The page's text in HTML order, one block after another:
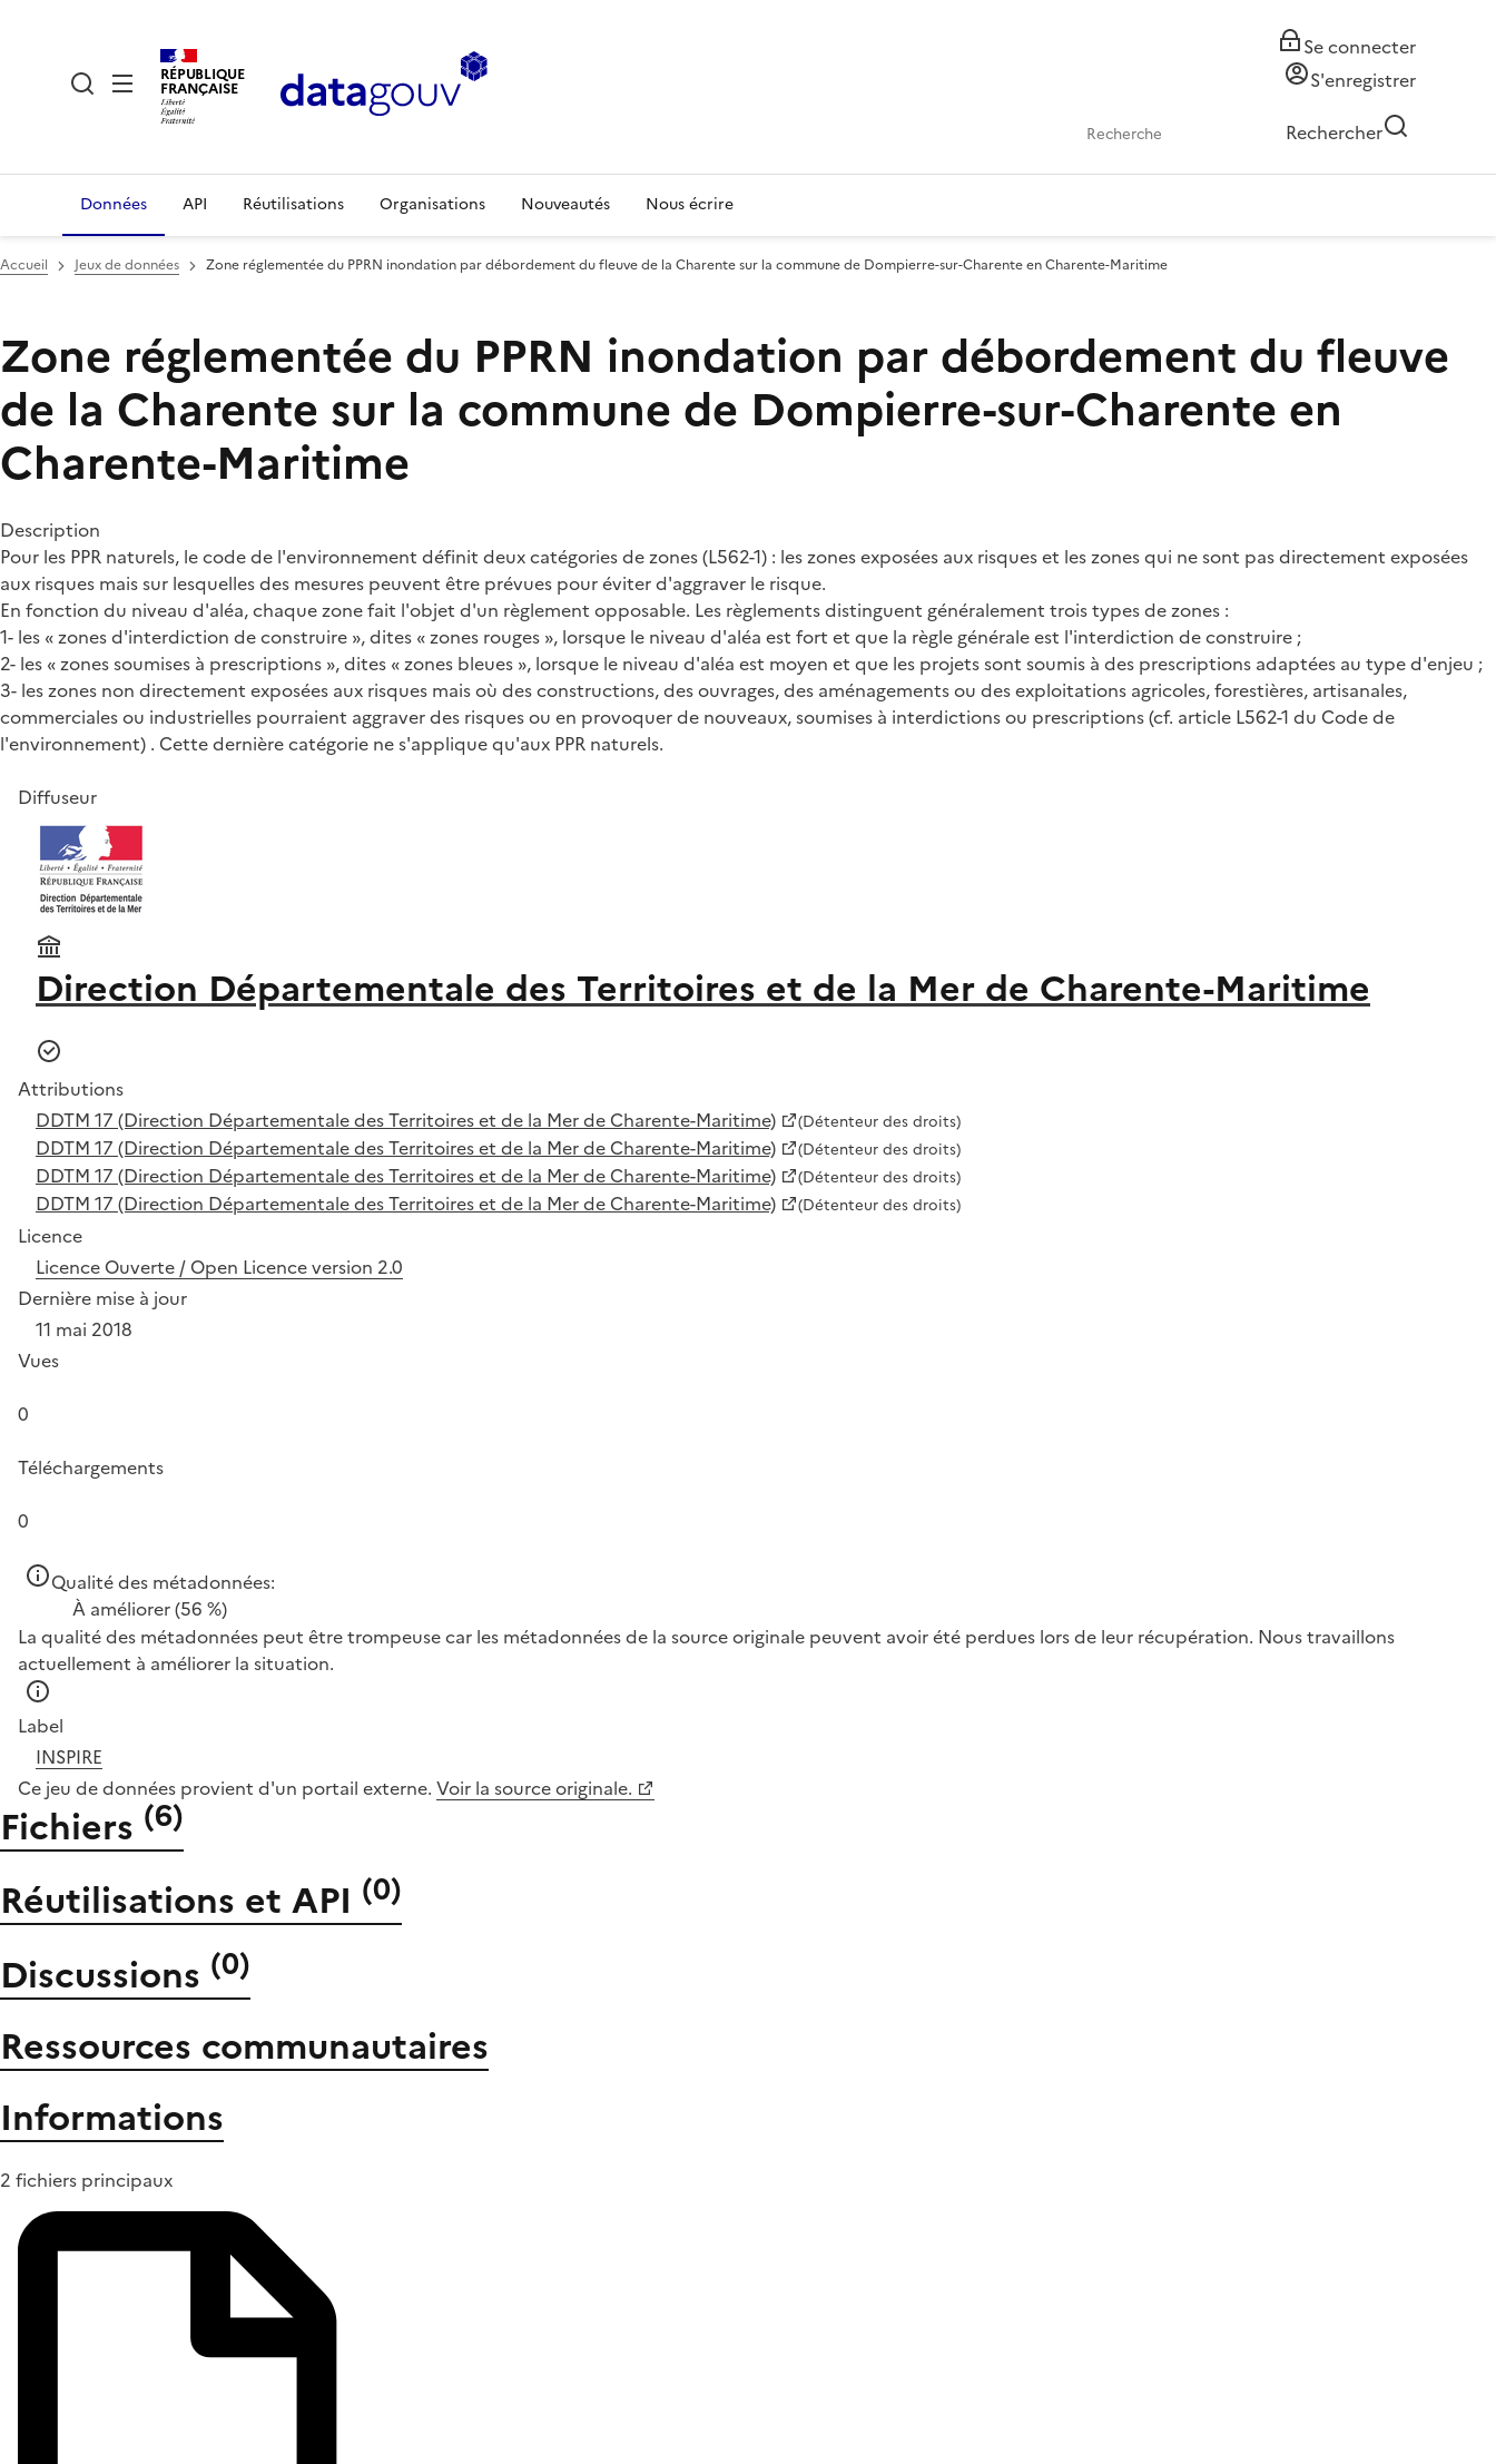
RÉPUBLIQUE
FRANÇAISE
Se connecter
S'enregistrer
Rechercher
Données API Réutilisations Organisations Nouveautés Nous écrire
Accueil Jeux de données Zone réglementée du PPRN inondation par débordement du fleuve de la Charente sur la commune de Dompierre-sur-Charente en Charente-Maritime
Zone réglementée du PPRN inondation par débordement du fleuve
de la Charente sur la commune de Dompierre-sur-Charente en
Charente-Maritime
Description
Pour les PPR naturels, le code de l'environnement définit deux catégories de zones (L562-1) : les zones exposées aux risques et les zones qui ne sont pas directement exposées
aux risques mais sur lesquelles des mesures peuvent être prévues pour éviter d'aggraver le risque.
En fonction du niveau d'aléa, chaque zone fait l'objet d'un règlement opposable. Les règlements distinguent généralement trois types de zones :
1- les « zones d'interdiction de construire », dites « zones rouges », lorsque le niveau d'aléa est fort et que la règle générale est l'interdiction de construire ;
2- les « zones soumises à prescriptions », dites « zones bleues », lorsque le niveau d'aléa est moyen et que les projets sont soumis à des prescriptions adaptées au type d'enjeu ;
3- les zones non directement exposées aux risques mais où des constructions, des ouvrages, des aménagements ou des exploitations agricoles, forestières, artisanales,
commerciales ou industrielles pourraient aggraver des risques ou en provoquer de nouveaux, soumises à interdictions ou prescriptions (cf. article L562-1 du Code de
l'environnement) . Cette dernière catégorie ne s'applique qu'aux PPR naturels.
Diffuseur
Direction Départementale des Territoires et de la Mer de Charente-Maritime
Attributions
DDTM 17 (Direction Départementale des Territoires et de la Mer de Charente-Maritime)
(Détenteur des droits)
DDTM 17 (Direction Départementale des Territoires et de la Mer de Charente-Maritime) (Détenteur des droits)
DDTM 17 (Direction Départementale des Territoires et de la Mer de Charente-Maritime) (Détenteur des droits)
DDTM 17 (Direction Départementale des Territoires et de la Mer de Charente-Maritime) (Détenteur des droits)
Licence
Licence Ouverte / Open Licence version 2.0
Dernière mise à jour
11 mai 2018
Vues
0
Téléchargements
0
Qualité des métadonnées:
À améliorer(56 %)
La qualité des métadonnées peut être trompeuse car les métadonnées de la source originale peuvent avoir été perdues lors de leur récupération. Nous travaillons
actuellement à améliorer la situation.
Label
INSPIRE
Ce jeu de données provient d'un portail externe. Voir la source originale.
Fichiers (6)
Réutilisations et API (0)
Discussions (0)
Ressources communautaires
Informations
2 fichiers principaux